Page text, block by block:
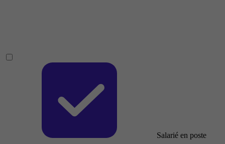
Salarié en poste